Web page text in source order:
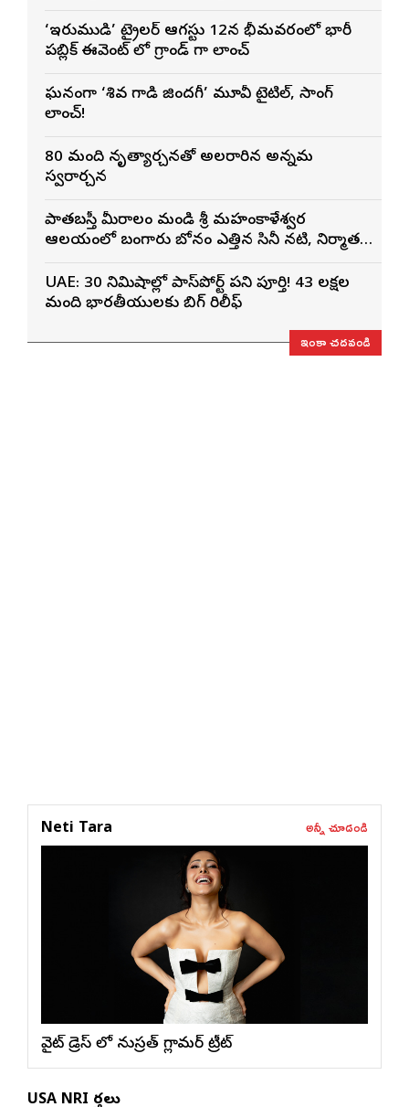
‘ఇరుముడి’ ట్రైలర్ ఆగస్టు 12న భీమవరంలో భారీ
పబ్లిక్ ఈవెంట్ లో గ్రాండ్ గా లాంచ్
ఘనంగా ‘శివ గాడి జింద‌గీ’ మూవీ టైటిల్, సాంగ్
లాంచ్!
80 మంది నృత్యార్చనతో అలరారిన అన్నమ
స్వరార్చన
పాతబస్తీ మీరాలం మండి శ్రీ మహంకాళేశ్వర
ఆలయంలో బంగారు బోనం ఎత్తిన సినీ నటి, నిర్మాత
UAE: 30 నిమిషాల్లో పాస్‌పోర్ట్ పని పూర్తి! 43 లక్షల
మంది భారతీయులకు బిగ్ రిలీఫ్
ఇంకా చదవండి
Neti Tara అన్నీ చూడండి
వైట్ డ్రెస్ లో నుస్ర‌త్ గ్లామ‌ర్ ట్రీట్
USA NRI వార్తలు